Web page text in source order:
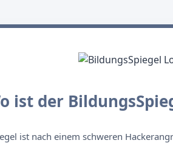
ist der
ist nach einem schweren